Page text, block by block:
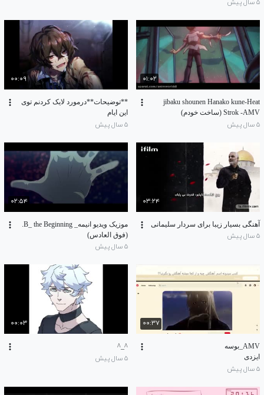
۵ سال پیش
۰۱:۰۲
jibaku shounen Hanako kune-Heat
Strok -AMV (ساخت خودم)
۵ سال پیش
۰۰:۰۹
**توضیحات**درمورد لایک کردنم توی
این ایام
۵ سال پیش
۰۳:۲۴
آهنگی بسیار زیبا برای سردار سلیمانی
۵ سال پیش
۰۲:۵۴
(فوق العادس)
۵ سال پیش
۰۰:۳۷
AMV_بوسه
ایزدی
۵ سال پیش
۰۰:۰۳
^_^
۵ سال پیش